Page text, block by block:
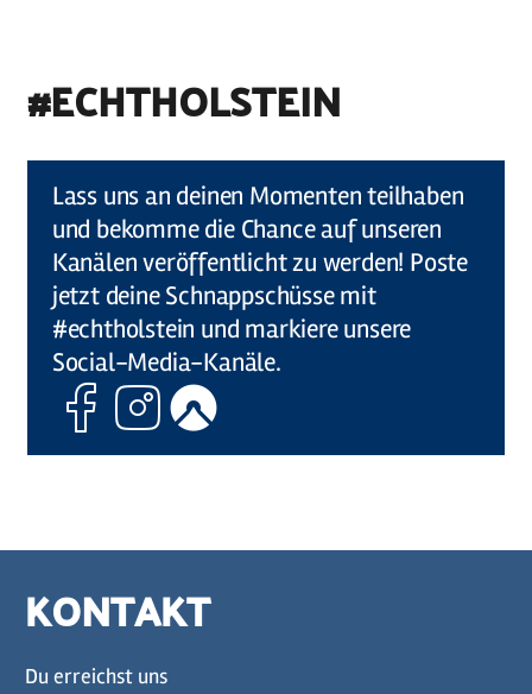
#ECHTHOLSTEIN
Lass uns an deinen Momenten teilhaben
und bekomme die Chance auf unseren
Kanälen veröffentlicht zu werden! Poste
jetzt deine Schnappschüsse mit
#echtholstein und markiere unsere
Social-Media-Kanäle.
FacebookInstagram
Komoot
KONTAKT
Du erreichst uns